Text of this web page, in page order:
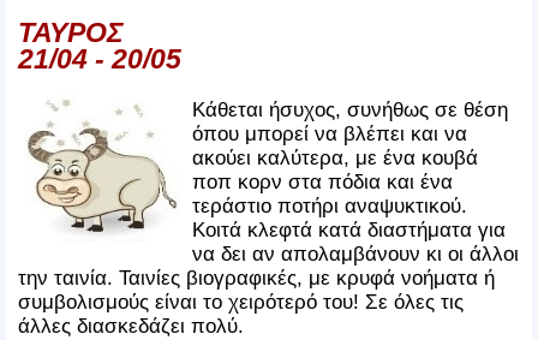
ΤΑΥΡΟΣ
21/04 - 20/05
Κάθεται ήσυχος, συνήθως σε θέση
όπου μπορεί να βλέπει και να
ακούει καλύτερα, με ένα κουβά
ποπ κορν στα πόδια και ένα
τεράστιο ποτήρι αναψυκτικού.
Κοιτά κλεφτά κατά διαστήματα για
να δει αν απολαμβάνουν κι οι άλλοι
την ταινία. Ταινίες βιογραφικές, με κρυφά νοήματα ή
συμβολισμούς είναι το χειρότερό του! Σε όλες τις
άλλες διασκεδάζει πολύ.